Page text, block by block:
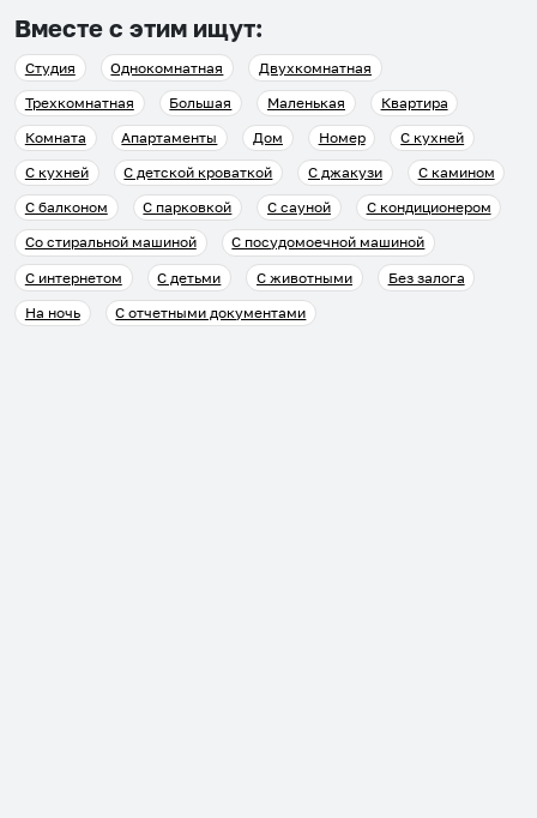
Вместе с этим ищут:
Студия Однокомнатная
Двухкомнатная
Трехкомнатная
Большая Маленькая
Квартира
Комната
Апартаменты Дом Номер
С кухней
С кухней
С детской кроваткой С джакузи
С камином
С балконом
С парковкой С сауной
С кондиционером
Со стиральной машиной
С посудомоечной машиной
С интернетом
С детьми С животными
Без залога
На ночь
С отчетными документами